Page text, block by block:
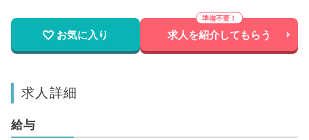
お気に入り 求人を紹介してもらう
求人詳細
給与